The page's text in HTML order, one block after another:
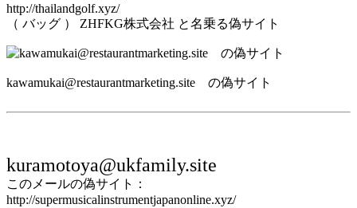
http://thailandgolf.xyz/
（ バッグ ） ZHFKG株式会社 と名乗る偽サイト
kawamukai@restaurantmarketing.site の偽サイト
kuramotoya@ukfamily.site
このメールの偽サイト：
http://supermusicalinstrumentjapanonline.xyz/